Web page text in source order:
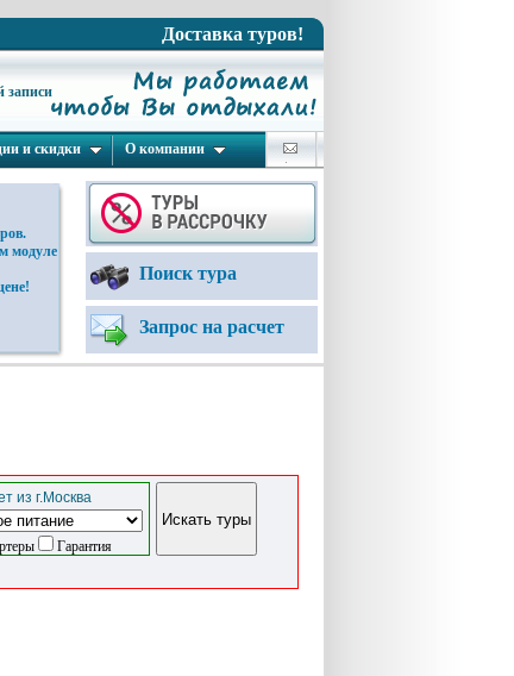
Доставка туров!
записи
и скидки О компании
модуле
Поиск тура
Запрос на расчет
из г.Москва
Гарантия